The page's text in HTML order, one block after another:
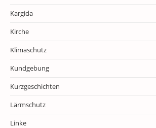
Kargida
Kirche
Klimaschutz
Kundgebung
Kurzgeschichten
Lärmschutz
Linke